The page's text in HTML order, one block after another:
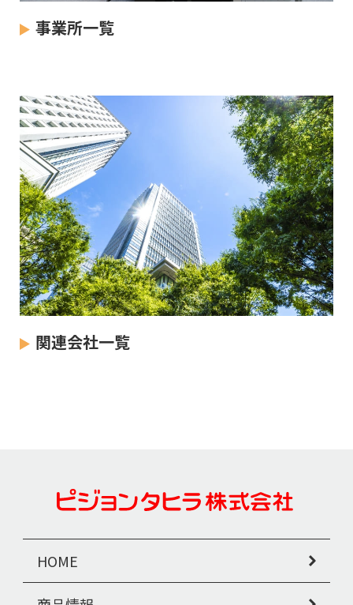
事業所一覧
関連会社一覧
HOME